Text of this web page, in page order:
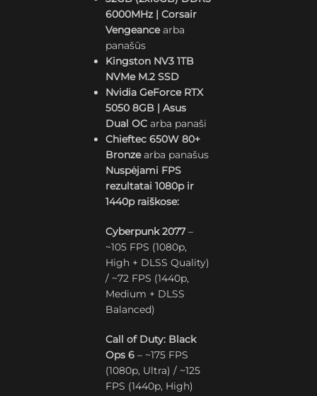
6000MHz | Corsair
Vengeancearba
panašūs
Kingston NV3 1TB
NVMe M.2 SSD
Nvidia GeForce RTX
5050 8GB | Asus
Dual OC arba panaši
Chieftec 650W 80+
Bronzearba panašus
Nuspėjami FPS
rezultatai 1080p ir
1440p raiškose:
Cyberpunk 2077–
~105 FPS (1080p,
High + DLSS Quality)
/ ~72 FPS (1440p,
Medium + DLSS
Balanced)
Call of Duty: Black
Ops 6 – ~175 FPS
(1080p, Ultra) / ~125
FPS (1440p, High)